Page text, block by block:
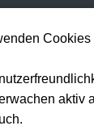
Cookies
aktiv